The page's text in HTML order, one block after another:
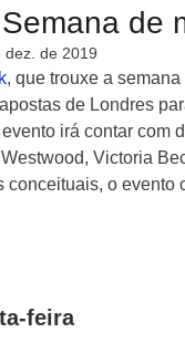
Detalhes
de
dez. de 2019
, que trouxe a
de Londres
evento irá contar com
Victoria
conceituais, o
feira